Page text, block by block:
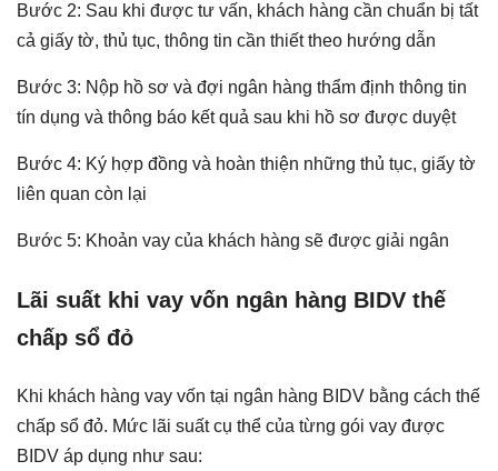
Bước 2: Sau khi được tư vấn, khách hàng cần chuẩn bị tất
cả giấy tờ, thủ tục, thông tin cần thiết theo hướng dẫn
Bước 3: Nộp hồ sơ và đợi ngân hàng thẩm định thông tin
tín dụng và thông báo kết quả sau khi hồ sơ được duyệt
Bước 4: Ký hợp đồng và hoàn thiện những thủ tục, giấy tờ
liên quan còn lại
Bước 5: Khoản vay của khách hàng sẽ được giải ngân
Lãi suất khi vay vốn ngân hàng BIDV thế
chấp sổ đỏ
Khi khách hàng vay vốn tại ngân hàng BIDV bằng cách thế
chấp sổ đỏ. Mức lãi suất cụ thể của từng gói vay được
BIDV áp dụng như sau: